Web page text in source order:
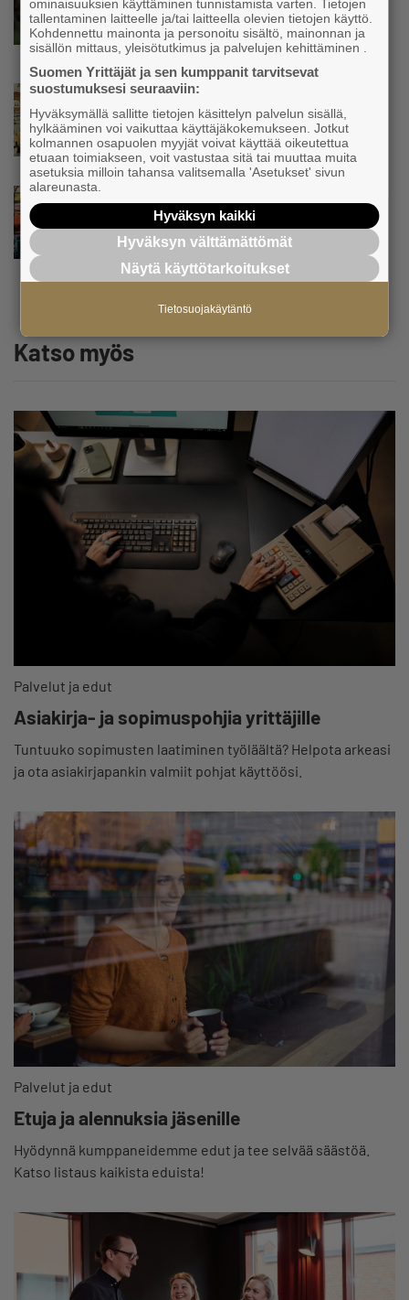
Koneyrittäjät: Lainsäädännössä ”villisian
mentävä porsaanreikä” – ”Rajoitusten
vahingot eivät voi jäädä vain yksittäisen
yrittäjän harteille”
Uutinen
Yrittäjien Mikael Pentikäiseltä YEL-varoitus
hallitukselle: ”Voi tulla ikävä yllätys”
Matti Korvela on yrittäjänä harvinaisuus:
”Asiakkainani on eturivin muusikoita niin
Euroopasta kuin Yhdysvalloistakin”
Katso myös
Palvelut ja edut
Asiakirja- ja sopimuspohjia yrittäjille
Tuntuuko sopimusten laatiminen työläältä? Helpota arkeasi
ja ota asiakirjapankin valmiit pohjat käyttöösi.
Palvelut ja edut
Etuja ja alennuksia jäsenille
Hyödynnä kumppaneidemme edut ja tee selvää säästöä.
Katso listaus kaikista eduista!
ominaisuuksien käyttäminen tunnistamista varten. Tietojen
tallentaminen laitteelle ja/tai laitteella olevien tietojen käyttö.
Kohdennettu mainonta ja personoitu sisältö, mainonnan ja
sisällön mittaus, yleisötutkimus ja palvelujen kehittäminen .
Suomen Yrittäjät ja sen kumppanit tarvitsevat
suostumuksesi seuraaviin:
Hyväksymällä sallitte tietojen käsittelyn palvelun sisällä,
hylkääminen voi vaikuttaa käyttäjäkokemukseen. Jotkut
kolmannen osapuolen myyjät voivat käyttää oikeutettua
etuaan toimiakseen, voit vastustaa sitä tai muuttaa muita
asetuksia milloin tahansa valitsemalla 'Asetukset' sivun
alareunasta.
Hyväksyn kaikki
Hyväksyn välttämättömät
Näytä käyttötarkoitukset
Tietosuojakäytäntö